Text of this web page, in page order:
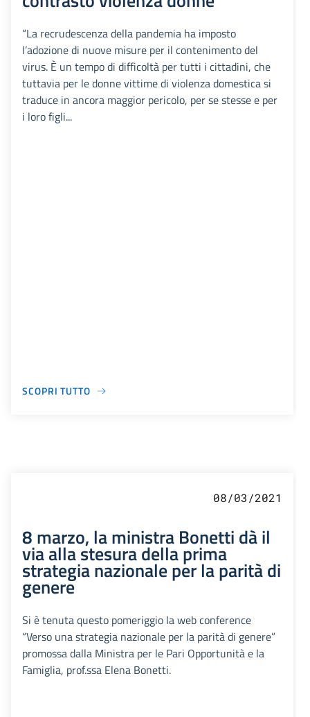
“La recrudescenza della pandemia ha imposto
l’adozione di nuove misure per il contenimento del
virus. È un tempo di difficoltà per tutti i cittadini, che
tuttavia per le donne vittime di violenza domestica si
traduce in ancora maggior pericolo, per se stesse e per
i loro figli...
SCOPRI TUTTO
08/03/2021
8 marzo, la ministra Bonetti dà il
via alla stesura della prima
strategia nazionale per la parità di
genere
Si è tenuta questo pomeriggio la web conference
“Verso una strategia nazionale per la parità di genere”
promossa dalla Ministra per le Pari Opportunità e la
Famiglia, prof.ssa Elena Bonetti.